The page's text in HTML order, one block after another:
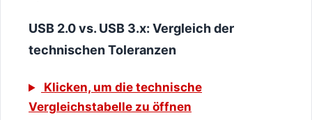
USB 2.0 vs. USB 3.x: Vergleich der
technischen Toleranzen
Klicken, um die technische
Vergleichstabelle zu öffnen